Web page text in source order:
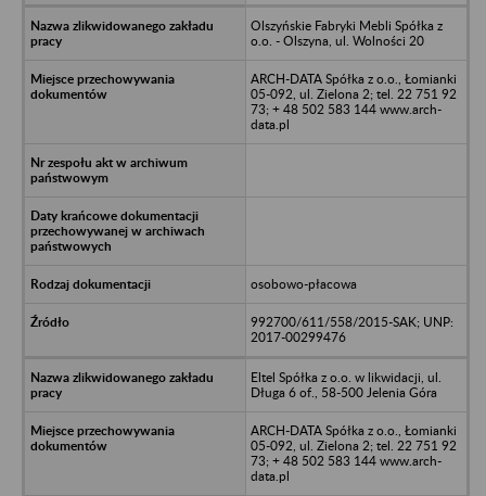
Olszyńskie Fabryki Mebli Spółka z
o.o. - Olszyna, ul. Wolności 20
ARCH-DATA Spółka z o.o., Łomianki
05-092, ul. Zielona 2; tel. 22 751 92
73; + 48 502 583 144 www.arch-
data.pl
osobowo-płacowa
992700/611/558/2015-SAK; UNP:
2017-00299476
Eltel Spółka z o.o. w likwidacji, ul.
Długa 6 of., 58-500 Jelenia Góra
ARCH-DATA Spółka z o.o., Łomianki
05-092, ul. Zielona 2; tel. 22 751 92
73; + 48 502 583 144 www.arch-
data.pl